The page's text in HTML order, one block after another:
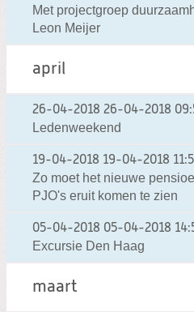
Met projectgroep
Leon Meijer
april
26-04-2018 26-04-2018
Ledenweekend
19-04-2018 19-04-2018
Zo moet het nieuwe
PJO's eruit komen te zien
05-04-2018 05-04-2018
Excursie Den Haag
maart